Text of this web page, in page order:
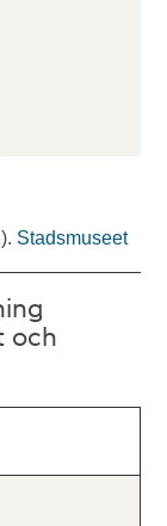
Stadsmuseet
och